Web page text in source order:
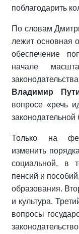
поблагодарить
По словам
лежит основная
обеспечение
начале
Владимир
вопросе «речь
Только на
изменить
социальной, в
пенсий и
образования.
и культура.
вопросы